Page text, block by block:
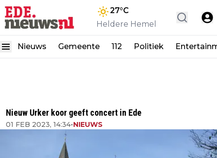
27°C
Heldere Hemel
Nieuws Gemeente 112 Politiek
Nieuw Urker koor geeft concert in Ede
01 FEB 2023, 14:34•NIEUWS